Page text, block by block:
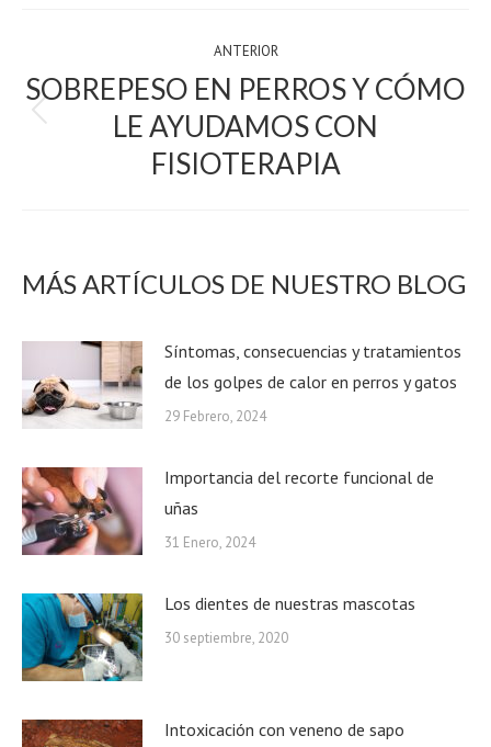
NAVIGATION
ANTERIOR
Previous
post:
SOBREPESO EN PERROS Y CÓMO
LE AYUDAMOS CON
FISIOTERAPIA
MÁS ARTÍCULOS DE NUESTRO BLOG
Síntomas, consecuencias y tratamientos
de los golpes de calor en perros y gatos
29 Febrero, 2024
Importancia del recorte funcional de
uñas
31 Enero, 2024
Los dientes de nuestras mascotas
30 septiembre, 2020
Intoxicación con veneno de sapo